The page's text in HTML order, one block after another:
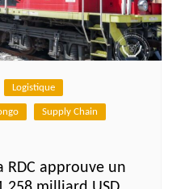
Logistique
Supply Chain
approuve un